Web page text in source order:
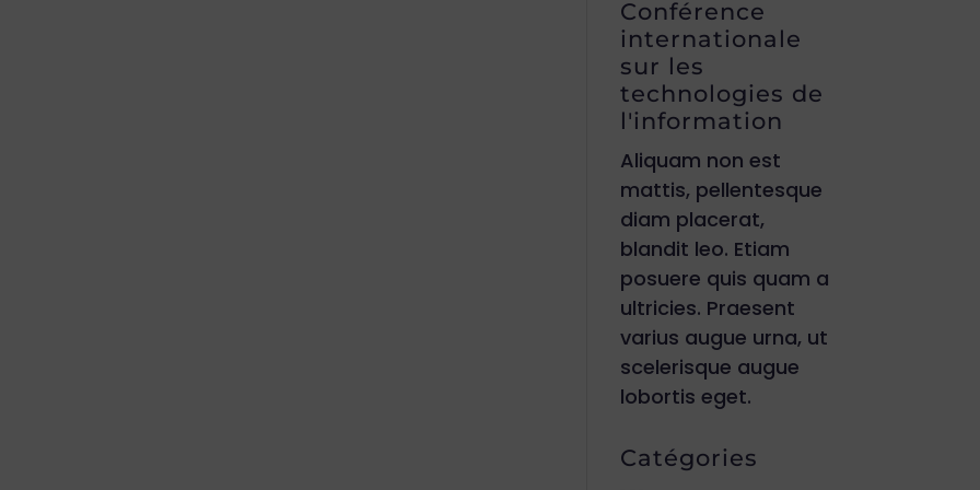
Conférence
internationale
sur les
technologies de
l'information
Aliquam non est
mattis, pellentesque
diam placerat,
blandit leo. Etiam
posuere quis quam a
ultricies. Praesent
varius augue urna, ut
scelerisque augue
lobortis eget.
Catégories